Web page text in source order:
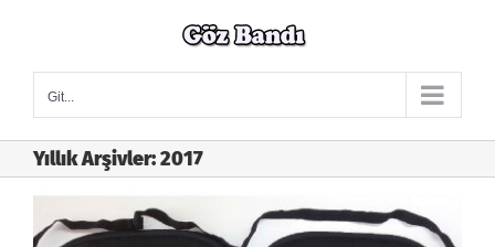
Git...
Yıllık Arşivler:2017